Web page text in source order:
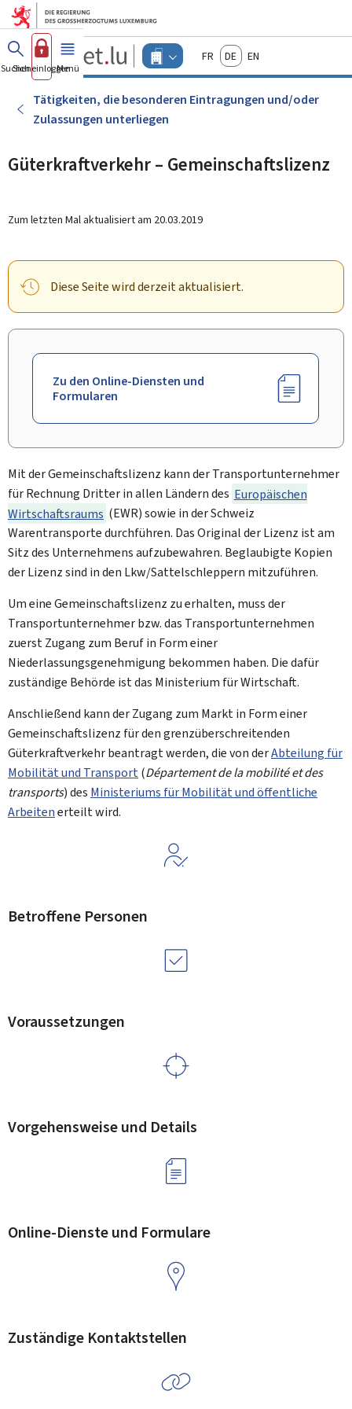
Zum Hauptmenü
Zum Inhalt
Guichet.lu
Changer
d'espace
Menu
unternehmen
FrançaisDeutschEnglish
Suchen
Sich einloggen
Menü Haupt-
Tätigkeiten, die besonderen Eintragungen und/oder
Zulassungen unterliegen
Güterkraftverkehr – Gemeinschaftslizenz
Zum letzten Mal aktualisiert am 20.03.2019
Diese Seite wird derzeit aktualisiert.
Zu den Online-Diensten und
Formularen
Mit der Gemeinschaftslizenz kann der Transportunternehmer
für Rechnung Dritter in allen Ländern des Europäischen
Wirtschaftsraums (EWR) sowie in der Schweiz
Warentransporte durchführen. Das Original der Lizenz ist am
Sitz des Unternehmens aufzubewahren. Beglaubigte Kopien
der Lizenz sind in den Lkw/Sattelschleppern mitzuführen.
Um eine Gemeinschaftslizenz zu erhalten, muss der
Transportunternehmer bzw. das Transportunternehmen
zuerst Zugang zum Beruf in Form einer
Niederlassungsgenehmigung bekommen haben. Die dafür
zuständige Behörde ist das Ministerium für Wirtschaft.
Anschließend kann der Zugang zum Markt in Form einer
Gemeinschaftslizenz für den grenzüberschreitenden
Güterkraftverkehr beantragt werden, die von derAbteilung für
Mobilität und Transport(Département de la mobilité et des
transports) des Ministeriums für Mobilität und öffentliche
Arbeitenerteilt wird.
Betroffene Personen
Voraussetzungen
Vorgehensweise und Details
Online-Dienste und Formulare
Zuständige Kontaktstellen